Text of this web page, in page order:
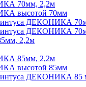
70мм, 2,2м
высотой 70мм
ДЕКОНИКА
ДЕКОНИКА
2,2м
85мм, 2,2м
высотой 85мм
ДЕКОНИКА 85